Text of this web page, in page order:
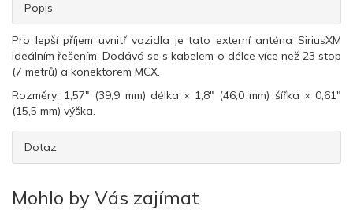
Popis
Pro lepší příjem uvnitř vozidla je tato externí anténa SiriusXM
ideálním řešením. Dodává se s kabelem o délce více než 23 stop
(7 metrů) a konektorem MCX.
Rozměry: 1,57" (39,9 mm) délka × 1,8" (46,0 mm) šířka × 0,61"
(15,5 mm) výška.
Dotaz
Mohlo by Vás zajímat